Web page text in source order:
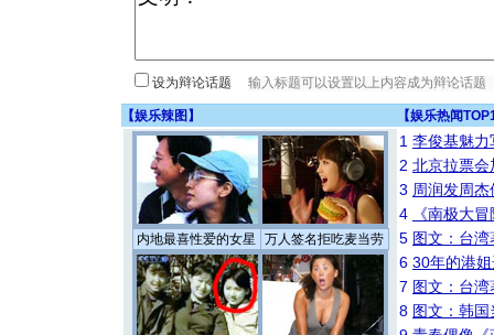
设为辩论话题
【娱乐辣图 】 【娱乐热闻
内地最喜性爱的女星 万人签名拒吃麦当劳
1 李俊基魅力
2 北京拉票
3 周润发周
4
《南极大
5 图文：台
6 30年的港
7 图文：台
8 图文：韩